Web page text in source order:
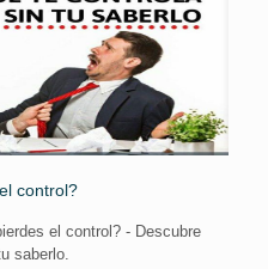
control?
el control? - Descubre
saberlo.